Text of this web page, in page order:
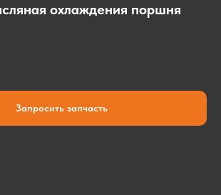
охлаждения поршня
Запросить запчасть